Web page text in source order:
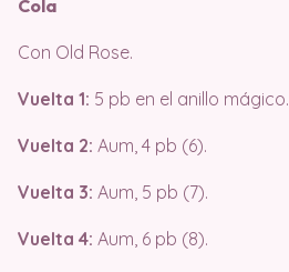
Cola
Con Old Rose.
Vuelta 1: 5 pb en el anillo mágico.
Vuelta 2: Aum, 4 pb (6).
Vuelta 3: Aum, 5 pb (7).
Vuelta 4: Aum, 6 pb (8).